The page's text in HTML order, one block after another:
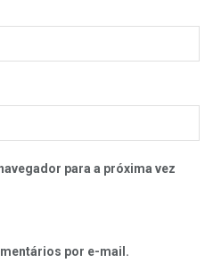
para a próxima vez
por e-mail.